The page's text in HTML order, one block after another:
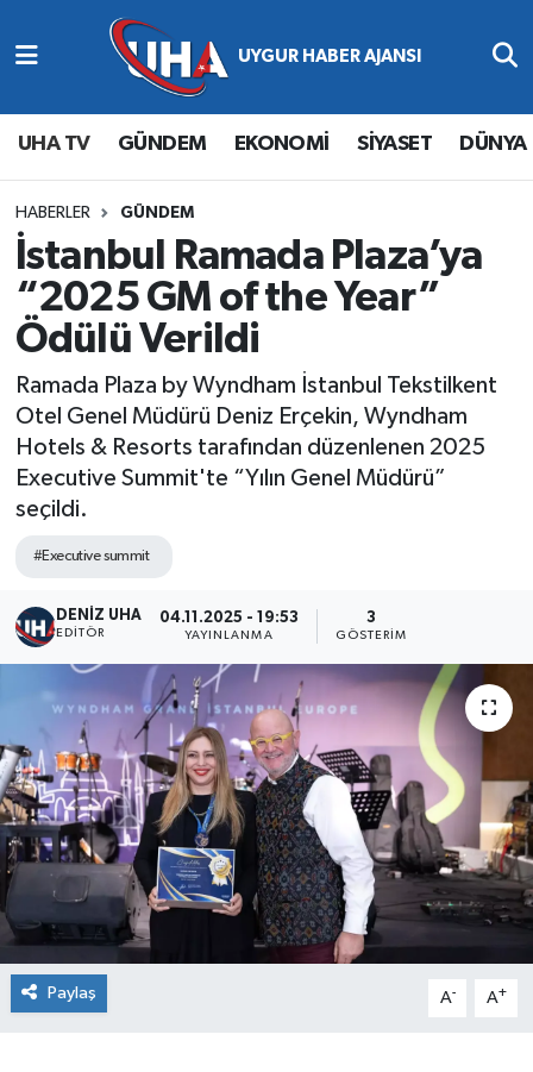
UHA TV GÜNDEM EKONOMİ SİYASET DÜNYA
HABERLER GÜNDEM
İstanbul Ramada Plaza’ya
“2025 GM of the Year”
Ödülü Verildi
Ramada Plaza by Wyndham İstanbul Tekstilkent
Otel Genel Müdürü Deniz Erçekin, Wyndham
Hotels & Resorts tarafından düzenlenen 2025
Executive Summit'te “Yılın Genel Müdürü”
seçildi.
#Executive summit
DENİZ UHA
EDITÖR
04.11.2025 - 19:53
YAYINLANMA
3
GÖSTERIM
Paylaş A- A+
Abone Ol
Gündem
Ekonomi
Magazin
Siyaset
Spor
Yaşam
Nöbetçi Eczaneler
Hava Durumu
Namaz Vakitleri
Trafik Durumu
Süper Lig Puan Durumu ve Fikstür
Tüm Manşetler
Son Dakika Haberleri
Haber Arşivi